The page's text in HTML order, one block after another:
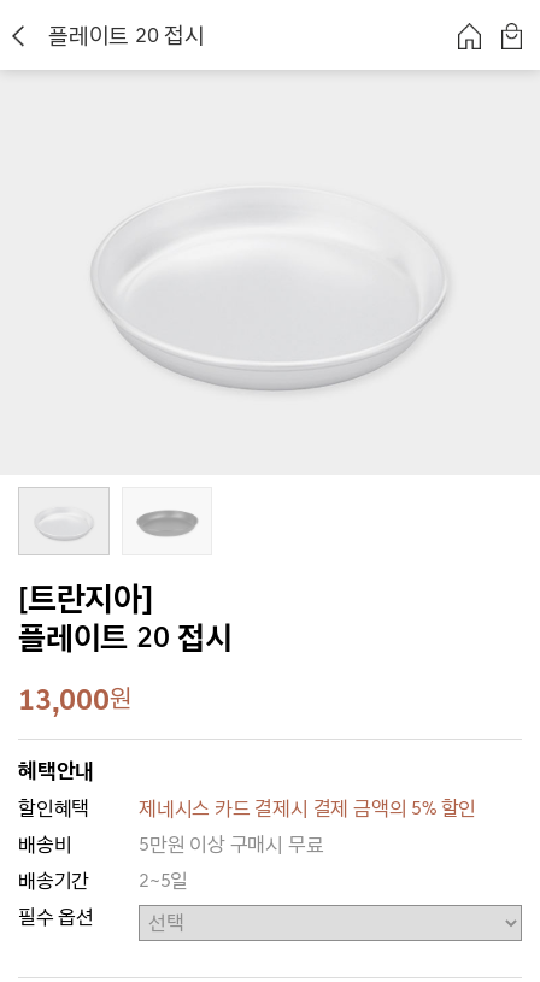
플레이트 20 접시
[트란지아]
플레이트 20 접시
13,000원
혜택안내
할인혜택
제네시스 카드 결제시 결제 금액의 5% 할인
배송비
5만원 이상 구매시 무료
배송기간
2~5일
필수 옵션